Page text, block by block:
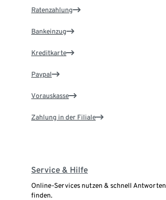
Ratenzahlung
Bankeinzug
Kreditkarte
Paypal
Vorauskasse
Zahlung in der Filiale
Service & Hilfe
Online-Services nutzen & schnell Antworten
finden.